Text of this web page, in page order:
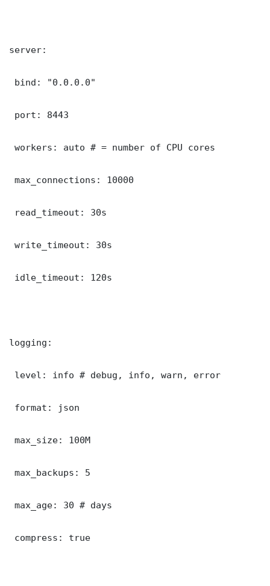
server:
bind: "0.0.0.0"
port: 8443
workers: auto # = number of CPU cores
max_connections: 10000
read_timeout: 30s
write_timeout: 30s
idle_timeout: 120s
logging:
level: info # debug, info, warn, error
format: json
max_size: 100M
max_backups: 5
max_age: 30 # days
compress: true